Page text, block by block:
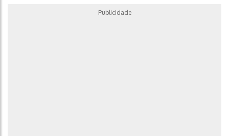
Publicidade